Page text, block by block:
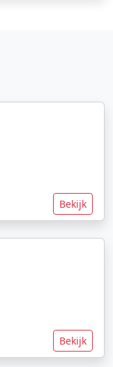
Bekijk
Bekijk